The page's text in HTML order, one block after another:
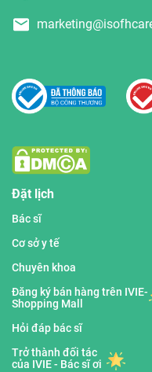
Đặt lịch
Bác sĩ
Cơ sở y tế
Chuyên khoa
Đăng ký bán hàng trên IVIE-
Shopping Mall
Hỏi đáp bác sĩ
Trở thành đối tác
của IVIE - Bác sĩ ơi